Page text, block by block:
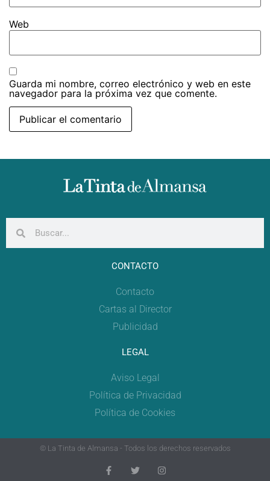
Web
Guarda mi nombre, correo electrónico y web en este
navegador para la próxima vez que comente.
CONTACTO
Contacto
Cartas al Director
Publicidad
LEGAL
Aviso Legal
Política de Privacidad
Política de Cookies
© La Tinta de Almansa - Todos los derechos reservados